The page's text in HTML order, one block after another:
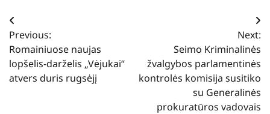
Navigacija
tarp
įrašų
Previous:
Romainiuose naujas
lopšelis-darželis „Vėjukai“
atvers duris rugsėjį
Next:
Seimo Kriminalinės
žvalgybos parlamentinės
kontrolės komisija susitiko
su Generalinės
prokuratūros vadovais